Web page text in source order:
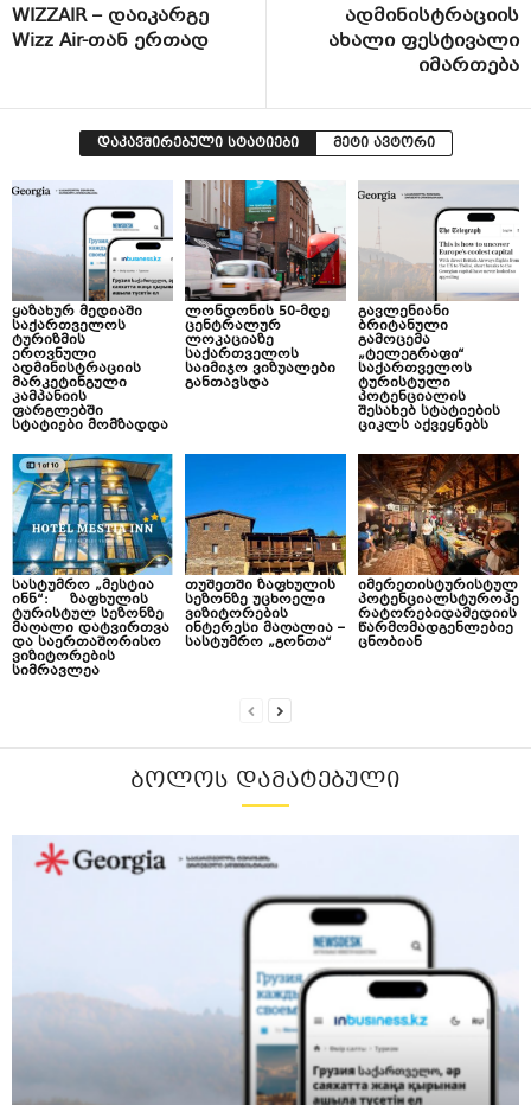
WIZZAIR – დაიკარგე
Wizz Air-თან ერთად
ადმინისტრაციის
ახალი ფესტივალი
იმართება
დაკავშირებული სტატიები მეტი ავტორი
ყაზახურ მედიაში
საქართველოს
ტურიზმის
ეროვნული
ადმინისტრაციის
მარკეტინგული
კამპანიის
ფარგლებში
სტატიები მომზადდა
ლონდონის 50-მდე
ცენტრალურ
ლოკაციაზე
საქართველოს
საიმიჯო ვიზუალები
განთავსდა
გავლენიანი
ბრიტანული
გამოცემა
„ტელეგრაფი“
საქართველოს
ტურისტული
პოტენციალის
შესახებ სტატიების
ციკლს აქვეყნებს
სასტუმრო „მესტია
ინნ“: ზაფხულის
ტურისტულ სეზონზე
მაღალი დატვირთვა
და საერთაშორისო
ვიზიტორების
სიმრავლეა
თუშეთში ზაფხულის
სეზონზე უცხოელი
ვიზიტორების
ინტერესი მაღალია –
სასტუმრო „გონთა“
იმერეთისტურისტულ
პოტენციალსტუროპე
რატორებიდამედიის
წარმომადგენლებიე
ცნობიან
ᲑᲝᲚᲝᲡ ᲓᲐᲛᲐᲢᲔᲑᲣᲚᲘ